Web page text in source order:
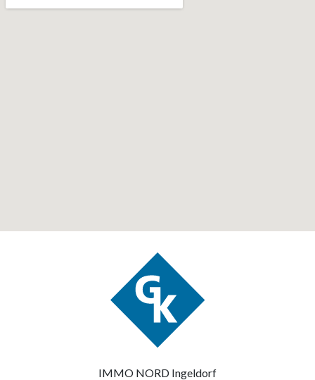
IMMO NORD Ingeldorf